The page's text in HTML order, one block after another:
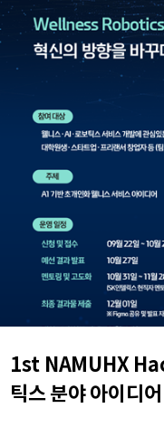
1st NAMUHX
틱스 분야 아이디